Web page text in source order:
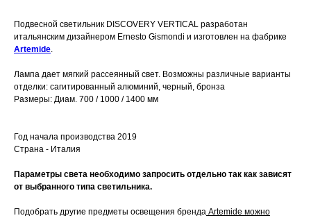
Подвесной светильник DISCOVERY VERTICAL разработан
итальянским дизайнером Ernesto Gismondi и изготовлен на фабрике
Artemide.
Лампа дает мягкий рассеянный свет. Возможны различные варианты
отделки: сагитированный алюминий, черный, бронза
Размеры: Диам. 700 / 1000 / 1400 мм
Год начала производства 2019
Страна - Италия
Параметры света необходимо запросить отдельно так как зависят
от выбранного типа светильника.
Подобрать другие предметы освещения бренда Artemide можно